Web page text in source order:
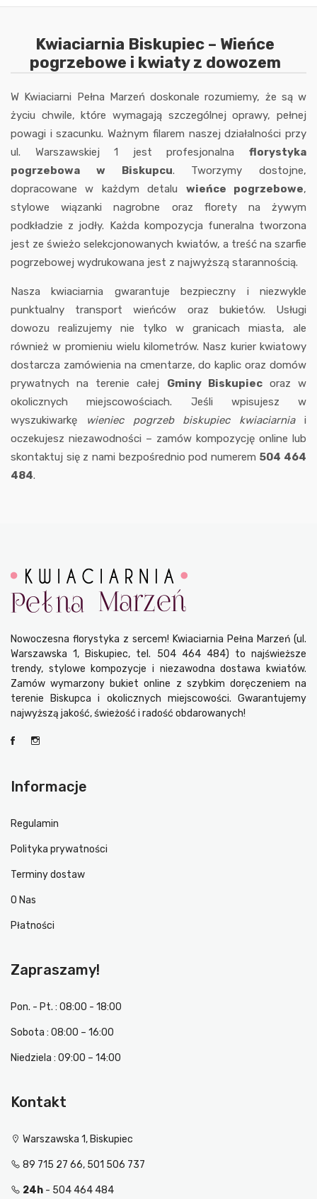
Kwiaciarnia Biskupiec – Wieńce
pogrzebowe i kwiaty z dowozem
W Kwiaciarni Pełna Marzeń doskonale rozumiemy, że są w
życiu chwile, które wymagają szczególnej oprawy, pełnej
powagi i szacunku. Ważnym filarem naszej działalności przy
ul. Warszawskiej 1 jest profesjonalna florystyka
pogrzebowa w Biskupcu. Tworzymy dostojne,
dopracowane w każdym detalu wieńce pogrzebowe,
stylowe wiązanki nagrobne oraz florety na żywym
podkładzie z jodły. Każda kompozycja funeralna tworzona
jest ze świeżo selekcjonowanych kwiatów, a treść na szarfie
pogrzebowej wydrukowana jest z najwyższą starannością.
Nasza kwiaciarnia gwarantuje bezpieczny i niezwykle
punktualny transport wieńców oraz bukietów. Usługi
dowozu realizujemy nie tylko w granicach miasta, ale
również w promieniu wielu kilometrów. Nasz kurier kwiatowy
dostarcza zamówienia na cmentarze, do kaplic oraz domów
prywatnych na terenie całej Gminy Biskupiecoraz w
okolicznych miejscowościach. Jeśli wpisujesz w
wyszukiwarkę
wieniec pogrzeb biskupiec kwiaciarniai
oczekujesz niezawodności – zamów kompozycję online lub
skontaktuj się z nami bezpośrednio pod numerem 504 464
484.
Nowoczesna florystyka z sercem! Kwiaciarnia Pełna Marzeń (ul.
Warszawska 1, Biskupiec, tel. 504 464 484) to najświeższe
trendy, stylowe kompozycje i niezawodna dostawa kwiatów.
Zamów wymarzony bukiet online z szybkim doręczeniem na
terenie Biskupca i okolicznych miejscowości. Gwarantujemy
najwyższą jakość, świeżość i radość obdarowanych!
Informacje
Regulamin
Polityka prywatności
Terminy dostaw
O Nas
Płatności
Zapraszamy!
Pon. - Pt. : 08:00 - 18:00
Sobota : 08:00 – 16:00
Niedziela : 09:00 – 14:00
Kontakt
Warszawska 1, Biskupiec
89 715 27 66, 501 506 737
24h - 504 464 484